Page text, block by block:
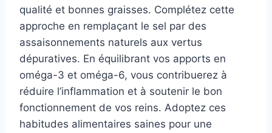
qualité et bonnes graisses. Complétez cette
approche en remplaçant le sel par des
assaisonnements naturels aux vertus
dépuratives. En équilibrant vos apports en
oméga-3 et oméga-6, vous contribuerez à
réduire l’inflammation et à soutenir le bon
fonctionnement de vos reins. Adoptez ces
habitudes alimentaires saines pour une